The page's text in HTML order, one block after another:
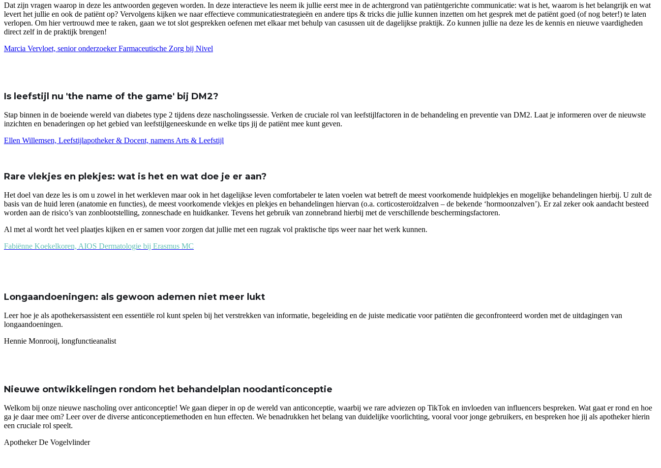
Dat zijn vragen waarop in deze les antwoorden gegeven worden. In deze interactieve les neem ik jullie eerst mee in de achtergrond van patiëntgerichte communicatie: wat is het, waarom is het belangrijk en wat
levert het jullie en ook de patiënt op? Vervolgens kijken we naar effectieve communicatiestrategieën en andere tips & tricks die jullie kunnen inzetten om het gesprek met de patiënt goed (of nog beter!) te laten
verlopen. Om hier vertrouwd mee te raken, gaan we tot slot gesprekken oefenen met elkaar met behulp van casussen uit de dagelijkse praktijk. Zo kunnen jullie na deze les de kennis en nieuwe vaardigheden
direct zelf in de praktijk brengen!
Marcia Vervloet, senior onderzoeker Farmaceutische Zorg bij Nivel
Is leefstijl nu 'the name of the game' bij DM2?
Stap binnen in de boeiende wereld van diabetes type 2 tijdens deze nascholingssessie. Verken de cruciale rol van leefstijlfactoren in de behandeling en preventie van DM2. Laat je informeren over de nieuwste
inzichten en benaderingen op het gebied van leefstijlgeneeskunde en welke tips jij de patiënt mee kunt geven.
Ellen Willemsen, Leefstijlapotheker & Docent, namens Arts & Leefstijl
Rare vlekjes en plekjes: wat is het en wat doe je er aan?
Het doel van deze les is om u zowel in het werkleven maar ook in het dagelijkse leven comfortabeler te laten voelen wat betreft de meest voorkomende huidplekjes en mogelijke behandelingen hierbij. U zult de
basis van de huid leren (anatomie en functies), de meest voorkomende vlekjes en plekjes en behandelingen hiervan (o.a. corticosteroïdzalven – de bekende ‘hormoonzalven’). Er zal zeker ook aandacht besteed
worden aan de risico’s van zonblootstelling, zonneschade en huidkanker. Tevens het gebruik van zonnebrand hierbij met de verschillende beschermingsfactoren.
Al met al wordt het veel plaatjes kijken en er samen voor zorgen dat jullie met een rugzak vol praktische tips weer naar het werk kunnen.
Fabiënne Koekelkoren, AIOS Dermatologie bij Erasmus MC
Longaandoeningen: als gewoon ademen niet meer lukt
Leer hoe je als apothekersassistent een essentiële rol kunt spelen bij het verstrekken van informatie, begeleiding en de juiste medicatie voor patiënten die geconfronteerd worden met de uitdagingen van
longaandoeningen.
Hennie Monrooij, longfunctieanalist
Nieuwe ontwikkelingen rondom het behandelplan noodanticonceptie
Welkom bij onze nieuwe nascholing over anticonceptie! We gaan dieper in op de wereld van anticonceptie, waarbij we rare adviezen op TikTok en invloeden van influencers bespreken. Wat gaat er rond en hoe
ga je daar mee om? Leer over de diverse anticonceptiemethoden en hun effecten. We benadrukken het belang van duidelijke voorlichting, vooral voor jonge gebruikers, en bespreken hoe jij als apotheker hierin
een cruciale rol speelt.
Apotheker De Vogelvlinder